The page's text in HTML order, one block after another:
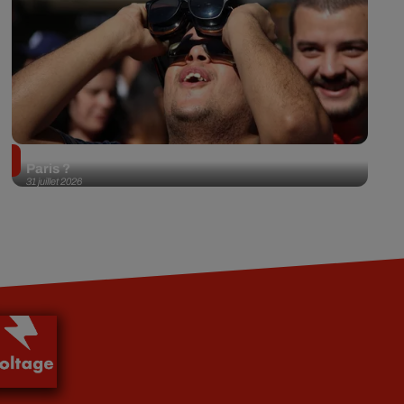
31 juillet 2026
Paris ?